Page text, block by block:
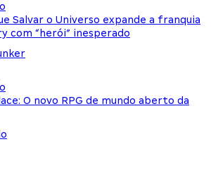
Salvar o Universo expande a franquia
com “herói” inesperado
O novo RPG de mundo aberto da